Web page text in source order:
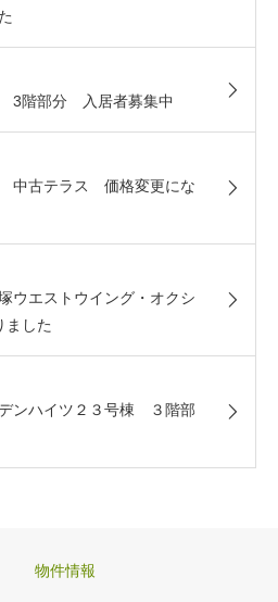
3階部分 入居者募集中
中古テラス 価格変更にな
ウエストウイング・オクシ
した
ンハイツ２３号棟 ３階部
物件情報